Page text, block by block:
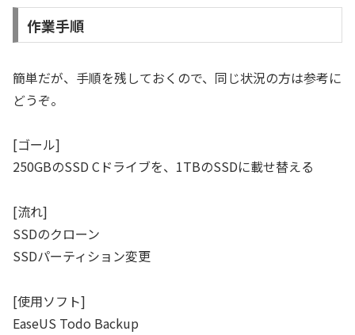
作業手順
簡単だが、手順を残しておくので、同じ状況の方は参考に
どうぞ。
[ゴール]
250GBのSSD Cドライブを、1TBのSSDに載せ替える
[流れ]
SSDのクローン
SSDパーティション変更
[使用ソフト]
EaseUS Todo Backup